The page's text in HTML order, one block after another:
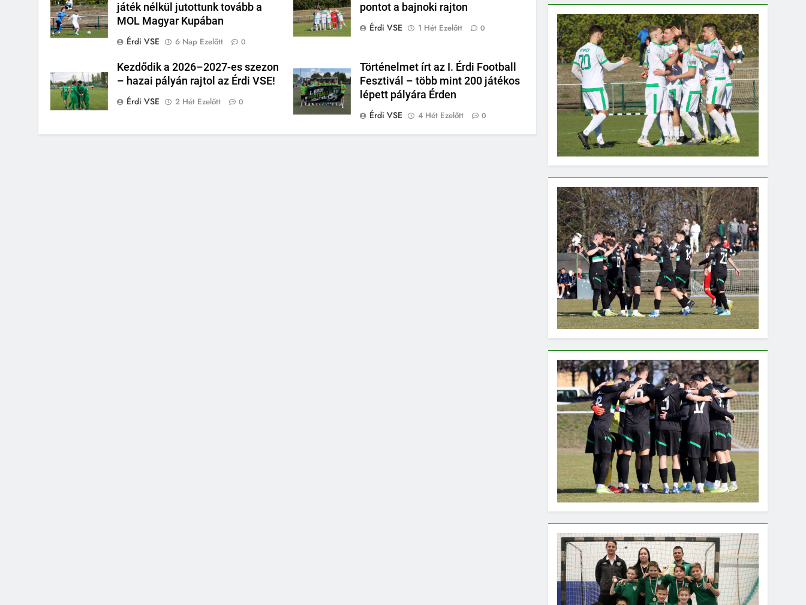
játék nélkül jutottunk tovább a
MOL Magyar Kupában
Érdi VSE
6 Nap Ezelőtt 0
pontot a bajnoki rajton
Érdi VSE
1 Hét Ezelőtt 0
Kezdődik a 2026–2027-es szezon
– hazai pályán rajtol az Érdi VSE!
Érdi VSE
2 Hét Ezelőtt 0
Történelmet írt az I. Érdi Football
Fesztivál – több mint 200 játékos
lépett pályára Érden
Érdi VSE
4 Hét Ezelőtt 0